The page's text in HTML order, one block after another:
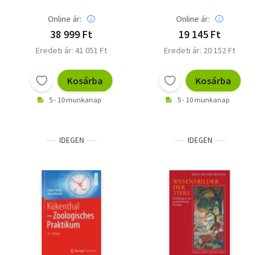
Online ár:
38 999 Ft
Eredeti ár: 41 051 Ft
Kosárba
5 - 10 munkanap
Archaische Papageien,
Kakadus und
Afrikanische
Großpapageien
Online ár:
19 145 Ft
Eredeti ár: 20 152 Ft
Kosárba
5 - 10 munkanap
IDEGEN IDEGEN